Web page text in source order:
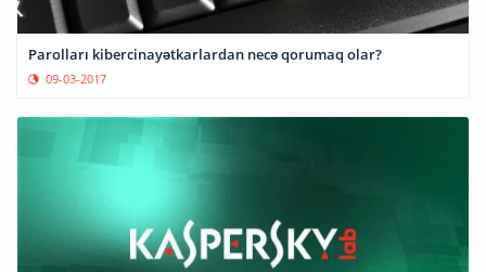
Parolları kibercinayətkarlardan necə qorumaq olar?
09-03-2017